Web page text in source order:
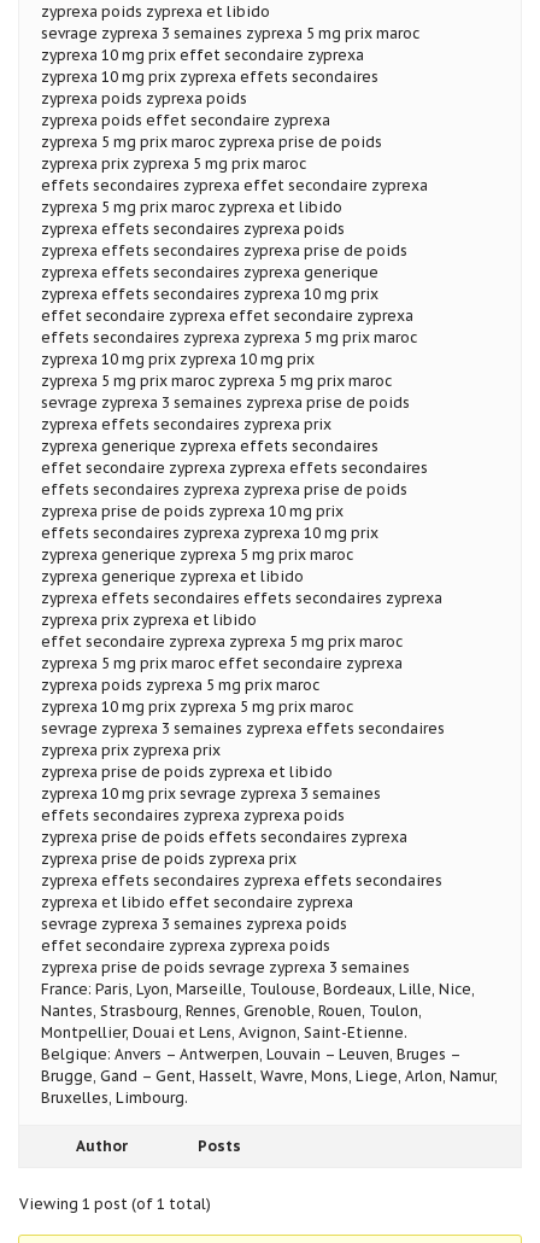
zyprexa poids zyprexa et libido
sevrage zyprexa 3 semaines zyprexa 5 mg prix maroc
zyprexa 10 mg prix effet secondaire zyprexa
zyprexa 10 mg prix zyprexa effets secondaires
zyprexa poids zyprexa poids
zyprexa poids effet secondaire zyprexa
zyprexa 5 mg prix maroc zyprexa prise de poids
zyprexa prix zyprexa 5 mg prix maroc
effets secondaires zyprexa effet secondaire zyprexa
zyprexa 5 mg prix maroc zyprexa et libido
zyprexa effets secondaires zyprexa poids
zyprexa effets secondaires zyprexa prise de poids
zyprexa effets secondaires zyprexa generique
zyprexa effets secondaires zyprexa 10 mg prix
effet secondaire zyprexa effet secondaire zyprexa
effets secondaires zyprexa zyprexa 5 mg prix maroc
zyprexa 10 mg prix zyprexa 10 mg prix
zyprexa 5 mg prix maroc zyprexa 5 mg prix maroc
sevrage zyprexa 3 semaines zyprexa prise de poids
zyprexa effets secondaires zyprexa prix
zyprexa generique zyprexa effets secondaires
effet secondaire zyprexa zyprexa effets secondaires
effets secondaires zyprexa zyprexa prise de poids
zyprexa prise de poids zyprexa 10 mg prix
effets secondaires zyprexa zyprexa 10 mg prix
zyprexa generique zyprexa 5 mg prix maroc
zyprexa generique zyprexa et libido
zyprexa effets secondaires effets secondaires zyprexa
zyprexa prix zyprexa et libido
effet secondaire zyprexa zyprexa 5 mg prix maroc
zyprexa 5 mg prix maroc effet secondaire zyprexa
zyprexa poids zyprexa 5 mg prix maroc
zyprexa 10 mg prix zyprexa 5 mg prix maroc
sevrage zyprexa 3 semaines zyprexa effets secondaires
zyprexa prix zyprexa prix
zyprexa prise de poids zyprexa et libido
zyprexa 10 mg prix sevrage zyprexa 3 semaines
effets secondaires zyprexa zyprexa poids
zyprexa prise de poids effets secondaires zyprexa
zyprexa prise de poids zyprexa prix
zyprexa effets secondaires zyprexa effets secondaires
zyprexa et libido effet secondaire zyprexa
sevrage zyprexa 3 semaines zyprexa poids
effet secondaire zyprexa zyprexa poids
zyprexa prise de poids sevrage zyprexa 3 semaines
France: Paris, Lyon, Marseille, Toulouse, Bordeaux, Lille, Nice,
Nantes, Strasbourg, Rennes, Grenoble, Rouen, Toulon,
Montpellier, Douai et Lens, Avignon, Saint-Etienne.
Belgique: Anvers – Antwerpen, Louvain – Leuven, Bruges –
Brugge, Gand – Gent, Hasselt, Wavre, Mons, Liege, Arlon, Namur,
Bruxelles, Limbourg.
Author Posts
Viewing 1 post (of 1 total)